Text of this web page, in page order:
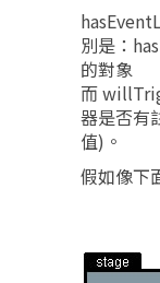
別是：
的對象
而
器是否有
值)。
假如像下